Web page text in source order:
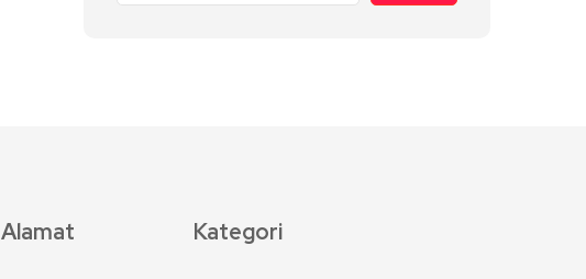
Alamat Kategori